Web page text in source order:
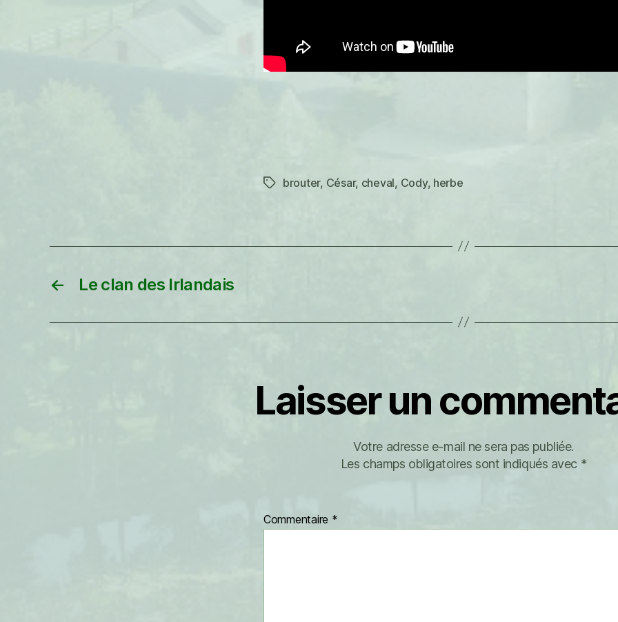
Étiquettes
brouter, César, cheval, Cody, herbe
← Le clan des Irlandais
Laisser un
Votre adresse e-mail ne sera pas publiée.
Les champs obligatoires sont indiqués avec *
Commentaire *